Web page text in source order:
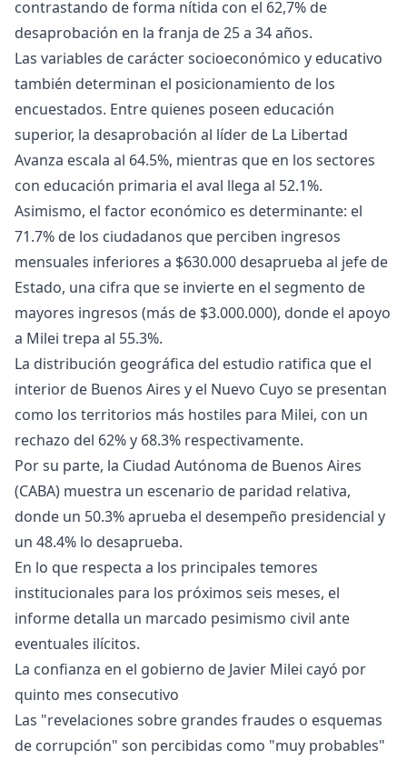
contrastando de forma nítida con el 62,7% de
desaprobación en la franja de 25 a 34 años.
Las variables de carácter socioeconómico y educativo
también determinan el posicionamiento de los
encuestados. Entre quienes poseen educación
superior, la desaprobación al líder de La Libertad
Avanza escala al 64.5%, mientras que en los sectores
con educación primaria el aval llega al 52.1%.
Asimismo, el factor económico es determinante: el
71.7% de los ciudadanos que perciben ingresos
mensuales inferiores a $630.000 desaprueba al jefe de
Estado, una cifra que se invierte en el segmento de
mayores ingresos (más de $3.000.000), donde el apoyo
a Milei trepa al 55.3%.
La distribución geográfica del estudio ratifica que el
interior de Buenos Aires y el Nuevo Cuyo se presentan
como los territorios más hostiles para Milei, con un
rechazo del 62% y 68.3% respectivamente.
Por su parte, la Ciudad Autónoma de Buenos Aires
(CABA) muestra un escenario de paridad relativa,
donde un 50.3% aprueba el desempeño presidencial y
un 48.4% lo desaprueba.
En lo que respecta a los principales temores
institucionales para los próximos seis meses, el
informe detalla un marcado pesimismo civil ante
eventuales ilícitos.
La confianza en el gobierno de Javier Milei cayó por
quinto mes consecutivo
Las "revelaciones sobre grandes fraudes o esquemas
de corrupción" son percibidas como "muy probables"